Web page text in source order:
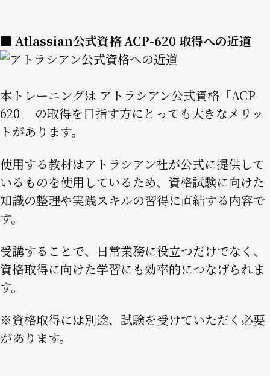
■ Atlassian公式資格 ACP-620 取得への近道
Image
本トレーニングは アトラシアン公式資格「ACP-
620」 の取得を目指す方にとっても大きなメリッ
トがあります。
使用する教材はアトラシアン社が公式に提供して
いるものを使用しているため、資格試験に向けた
知識の整理や実践スキルの習得に直結する内容で
す。
受講することで、日常業務に役立つだけでなく、
資格取得に向けた学習にも効率的につなげられま
す。
※資格取得には別途、試験を受けていただく必要
があります。